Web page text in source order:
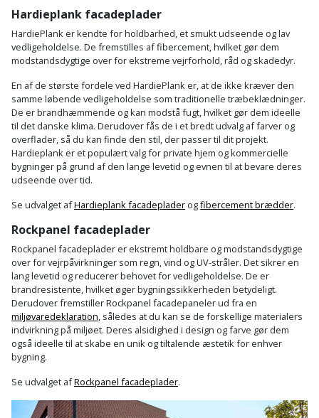
Hardieplank facadeplader
HardiePlank er kendte for holdbarhed, et smukt udseende og lav
vedligeholdelse. De fremstilles af fibercement, hvilket gør dem
modstandsdygtige over for ekstreme vejrforhold, råd og skadedyr.
En af de største fordele ved HardiePlank er, at de ikke kræver den
samme løbende vedligeholdelse som traditionelle træbeklædninger.
De er brandhæmmende og kan modstå fugt, hvilket gør dem ideelle
til det danske klima. Derudover fås de i et bredt udvalg af farver og
overflader, så du kan finde den stil, der passer til dit projekt.
Hardieplank er et populært valg for private hjem og kommercielle
bygninger på grund af den lange levetid og evnen til at bevare deres
udseende over tid.
Se udvalget afHardieplank facadeplader ogfibercement brædder.
Rockpanel facadeplader
Rockpanel facadeplader er ekstremt holdbare og modstandsdygtige
over for vejrpåvirkninger som regn, vind og UV-stråler. Det sikrer en
lang levetid og reducerer behovet for vedligeholdelse. De er
brandresistente, hvilket øger bygningssikkerheden betydeligt.
Derudover fremstiller Rockpanel facadepaneler ud fra en
miljøvaredeklaration, således at du kan se de forskellige materialers
indvirkning på miljøet. Deres alsidighed i design og farve gør dem
også ideelle til at skabe en unik og tiltalende æstetik for enhver
bygning.
Se udvalget afRockpanel facadeplader.